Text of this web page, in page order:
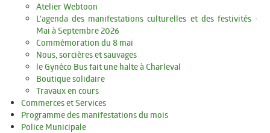
Associations
Festivités
Tourisme
COMMERCES ET SERVICES
PROGRAMME DES MANIFESTATIONS DU MOIS
Atelier Webtoon
L'agenda des manifestations culturelles et des festivités -
Mai à Septembre 2026
Commémoration du 8 mai
Nous, sorcières et sauvages
le Gynéco Bus fait une halte à Charleval
Boutique solidaire
Travaux en cours
Commerces et Services
Programme des manifestations du mois
Police Municipale